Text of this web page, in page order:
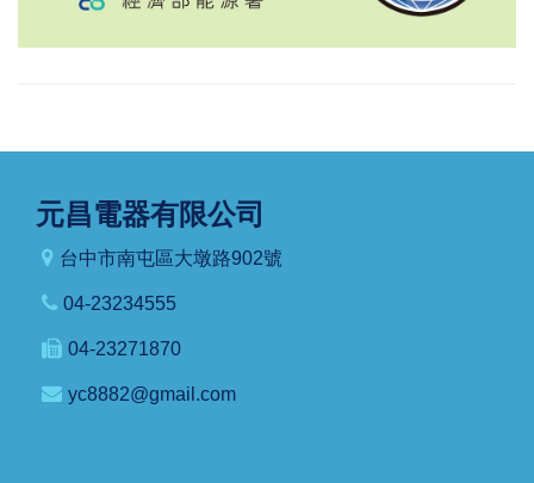
元昌電器有限公司
台中市南屯區大墩路902號
04-23234555
04-23271870
yc8882@gmail.com